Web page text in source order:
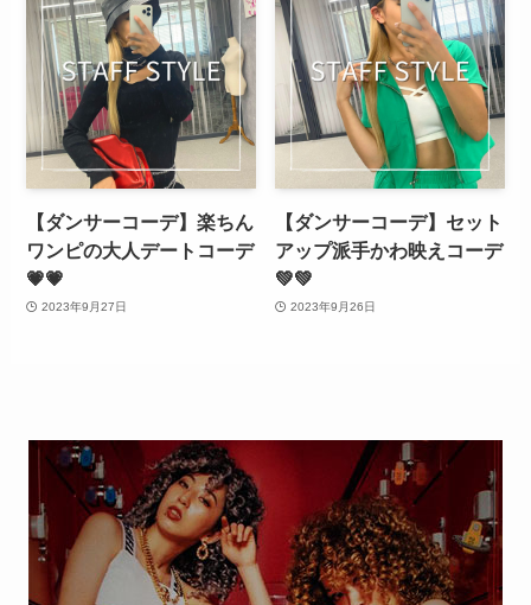
【ダンサーコーデ】楽ちん
ワンピの大人デートコーデ
💗💗
2023年9月27日
【ダンサーコーデ】セット
アップ派手かわ映えコーデ
💚💚
2023年9月26日